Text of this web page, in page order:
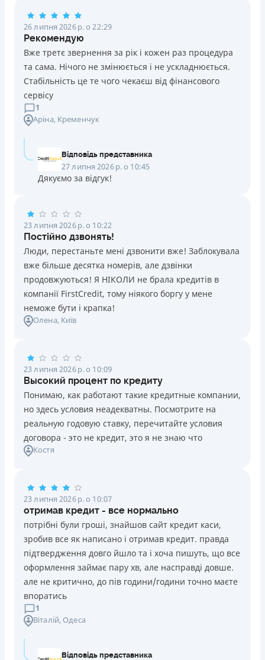
Погашення
Оплата на розрахунковий рахунок
Онлайн (через сайт або інтернет-банкінг)
Через термінали Приватбанку
Через термінали самообслуговування
Ліцензія НБУ
Ліцензія переоформлена 14.03.2024 р.
Вся інформація про кредит
ОТРИМАТИ ПОЗИКУ
26 липня 2026 р. о 22:29
Рекомендую
Вже третє звернення за рік і кожен раз процедура
та сама. Нічого не змінюється і не ускладнюється.
Стабільність це те чого чекаєш від фінансового
сервісу
1
Аріна, Кременчук
Відповідь представника
27 липня 2026 р. о 10:45
Дякуємо за відгук!
23 липня 2026 р. о 10:22
Постійно дзвонять!
Люди, перестаньте мені дзвонити вже! Заблокувала
вже більше десятка номерів, але дзвінки
продовжуються! Я НІКОЛИ не брала кредитів в
компанії FirstCredit, тому ніякого боргу у мене
неможе бути і крапка!
Олена, Київ
23 липня 2026 р. о 10:09
Высокий процент по кредиту
Понимаю, как работают такие кредитные компании,
но здесь условия неадекватны. Посмотрите на
реальную годовую ставку, перечитайте условия
договора - это не кредит, это я не знаю что
Костя
23 липня 2026 р. о 10:07
отримав кредит - все нормально
потрібні були гроші, знайшов сайт кредит каси,
зробив все як написано і отримав кредит. правда
підтвердження довго йшло та і хоча пишуть, що все
оформлення займає пару хв, але насправді довше.
але не критично, до пів години/години точно маєте
впоратись
1
Віталій, Одеса
Відповідь представника